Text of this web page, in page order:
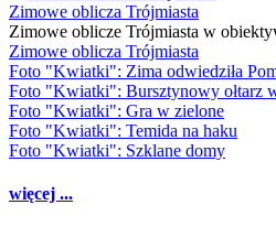
Zimowe oblicza Trójmiasta
Zimowe oblicze Trójmiasta w
Zimowe oblicza Trójmiasta
Foto "Kwiatki": Zima odwiedziła
Foto "Kwiatki": Bursztynowy ołtarz
Foto "Kwiatki": Gra w zielone
Foto "Kwiatki": Temida na haku
Foto "Kwiatki": Szklane domy
więcej ...